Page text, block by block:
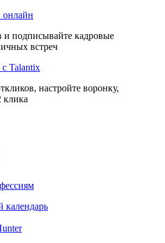
онлайн
и подписывайте кадровые
встреч
с Talantix
настройте воронку,
клика
календарь